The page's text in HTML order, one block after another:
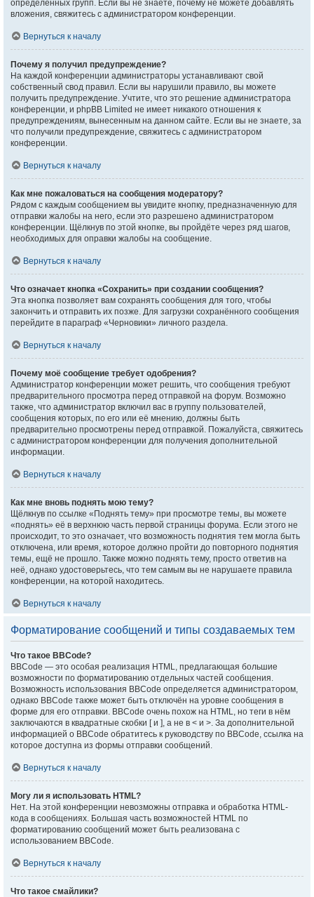
определённых групп. Если вы не знаете, почему не можете добавлять
вложения, свяжитесь с администратором конференции.
Вернуться к началу
Почему я получил предупреждение?
На каждой конференции администраторы устанавливают свой
собственный свод правил. Если вы нарушили правило, вы можете
получить предупреждение. Учтите, что это решение администратора
конференции, и phpBB Limited не имеет никакого отношения к
предупреждениям, вынесенным на данном сайте. Если вы не знаете, за
что получили предупреждение, свяжитесь с администратором
конференции.
Вернуться к началу
Как мне пожаловаться на сообщения модератору?
Рядом с каждым сообщением вы увидите кнопку, предназначенную для
отправки жалобы на него, если это разрешено администратором
конференции. Щёлкнув по этой кнопке, вы пройдёте через ряд шагов,
необходимых для оправки жалобы на сообщение.
Вернуться к началу
Что означает кнопка «Сохранить» при создании сообщения?
Эта кнопка позволяет вам сохранять сообщения для того, чтобы
закончить и отправить их позже. Для загрузки сохранённого сообщения
перейдите в параграф «Черновики» личного раздела.
Вернуться к началу
Почему моё сообщение требует одобрения?
Администратор конференции может решить, что сообщения требуют
предварительного просмотра перед отправкой на форум. Возможно
также, что администратор включил вас в группу пользователей,
сообщения которых, по его или её мнению, должны быть
предварительно просмотрены перед отправкой. Пожалуйста, свяжитесь
с администратором конференции для получения дополнительной
информации.
Вернуться к началу
Как мне вновь поднять мою тему?
Щёлкнув по ссылке «Поднять тему» при просмотре темы, вы можете
«поднять» её в верхнюю часть первой страницы форума. Если этого не
происходит, то это означает, что возможность поднятия тем могла быть
отключена, или время, которое должно пройти до повторного поднятия
темы, ещё не прошло. Также можно поднять тему, просто ответив на
неё, однако удостоверьтесь, что тем самым вы не нарушаете правила
конференции, на которой находитесь.
Вернуться к началу
Форматирование сообщений и типы создаваемых тем
Что такое BBCode?
BBCode — это особая реализация HTML, предлагающая большие
возможности по форматированию отдельных частей сообщения.
Возможность использования BBCode определяется администратором,
однако BBCode также может быть отключён на уровне сообщения в
форме для его отправки. BBCode очень похож на HTML, но теги в нём
заключаются в квадратные скобки [ и ], а не в < и >. За дополнительной
информацией о BBCode обратитесь к руководству по BBCode, ссылка на
которое доступна из формы отправки сообщений.
Вернуться к началу
Могу ли я использовать HTML?
Нет. На этой конференции невозможны отправка и обработка HTML-
кода в сообщениях. Большая часть возможностей HTML по
форматированию сообщений может быть реализована с
использованием BBCode.
Вернуться к началу
Что такое смайлики?